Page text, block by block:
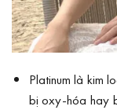
Platinum là kim
bị oxy-hóa hay